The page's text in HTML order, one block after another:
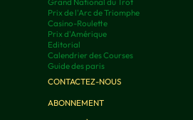
Prix de l'Arc de Triomphe
Casino-Roulette
Prix d'Amérique
Editorial
Calendrier des Courses
Guide des paris
CONTACTEZ-NOUS
ABONNEMENT